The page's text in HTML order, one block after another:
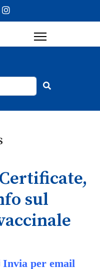
sul
Invia per email